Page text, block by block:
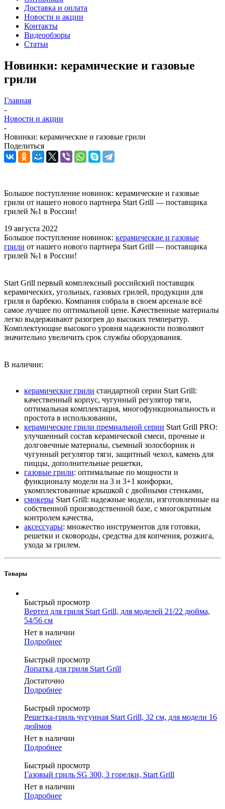
Доставка и оплата
Новости и акции
Контакты
Видеообзоры
Статьи
Новинки: керамические и газовые
грили
Главная
-
Новости и акции
-
Новинки: керамические и газовые грили
Поделиться
Большое поступление новинок: керамические и газовые
грили от нашего нового партнера Start Grill — поставщика
грилей №1 в России!
19 августа 2022
Большое поступление новинок: керамические и газовые
грили от нашего нового партнера Start Grill — поставщика
грилей №1 в России!
Start Grill первый комплексный российский поставщик
керамических, угольных, газовых грилей, продукции для
гриля и барбекю. Компания собрала в своем арсенале всё
самое лучшее по оптимальной цене. Качественные материалы
легко выдерживают разогрев до высоких температур.
Комплектующие высокого уровня надежности позволяют
значительно увеличить срок службы оборудования.
В наличии:
керамические грили стандартной серии Start Grill:
качественный корпус, чугунный регулятор тяги,
оптимальная комплектация, многофункциональность и
простота в использовании,
керамические грили премиальной серии Start Grill PRO:
улучшенный состав керамической смеси, прочные и
долговечные материалы, съемный золосборник и
чугунный регулятор тяги, защитный чехол, камень для
пиццы, дополнительные решетки,
газовые грили: оптимальные по мощности и
функционалу модели на 3 и 3+1 конфорки,
укомплектованные крышкой с двойными стенками,
смокеры Start Grill: надежные модели, изготовленные на
собственной производственной базе, с многократным
контролем качества,
аксессуары: множество инструментов для готовки,
решетки и сковороды, средства для копчения, розжига,
ухода за грилем.
Товары
Быстрый просмотр
Вертел для гриля Start Grill, для моделей 21/22 дюйма,
54/56 см
Нет в наличии
Подробнее
Быстрый просмотр
Лопатка для гриля Start Grill
Достаточно
Подробнее
Быстрый просмотр
Решетка-гриль чугунная Start Grill, 32 см, для модели 16
дюймов
Нет в наличии
Подробнее
Быстрый просмотр
Газовый гриль SG 300, 3 горелки, Start Grill
Нет в наличии
Подробнее